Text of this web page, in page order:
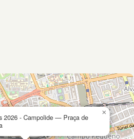
2026 - Campolide — Praça de
×